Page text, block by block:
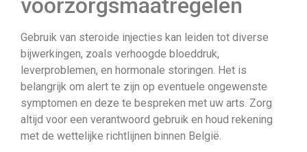
voorzorgsmaatregelen
Gebruik van steroide injecties kan leiden tot diverse
bijwerkingen, zoals verhoogde bloeddruk,
leverproblemen, en hormonale storingen. Het is
belangrijk om alert te zijn op eventuele ongewenste
symptomen en deze te bespreken met uw arts. Zorg
altijd voor een verantwoord gebruik en houd rekening
met de wettelijke richtlijnen binnen België.